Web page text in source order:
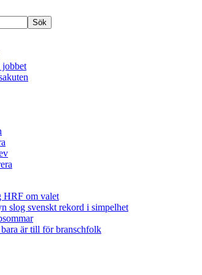
jobbet
HRF om valet
slog svenskt rekord i simpelhet
är till för branschfolk